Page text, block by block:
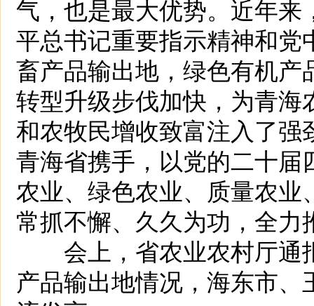
气，也是最大优势。近年
平总书记重要指示精神和
畜产品输出地，绿色有机
转型升级步伐加快，为青
和农牧民增收致富注入了
青海省携手，以党的二十
农业、绿色农业、质量农
常抓不懈、久久为功，全
会上，省农业农村厅通
产品输出地情况，海东市